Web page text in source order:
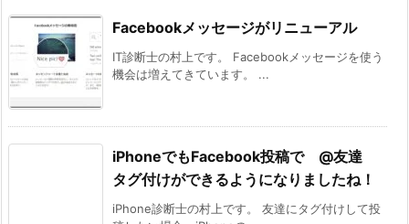
Facebookメッセージがリニューアル
IT診断士の村上です。 Facebookメッセージを使う
機会は増えてきています。 ...
iPhoneでもFacebook投稿で @友達
タグ付けができるようになりましたね！
iPhone診断士の村上です。 友達にタグ付けして投